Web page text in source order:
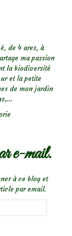
de 4 ares, à
ma passion
la biodiversité
et la petite
de mon jardin
e-mail.
à ce blog et
par email.